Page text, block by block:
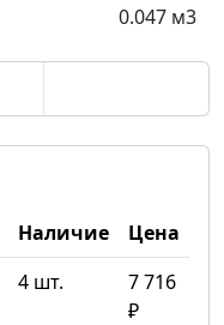
0.047 м3
Наличие
Цена
4 шт.
7 716
₽